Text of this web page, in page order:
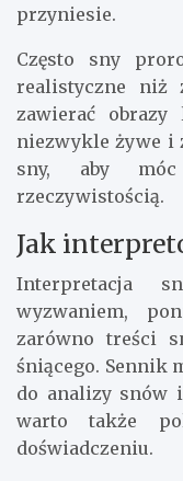
przyniesie.
Często sny
realistyczne niż
zawierać
niezwykle żywe i
sny, aby
rzeczywistością.
Jak
Interpretacja
wyzwaniem,
zarówno treści
śniącego. Sennik
do analizy snów
warto także
doświadczeniu.